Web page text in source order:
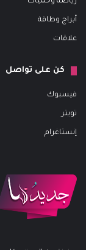
أبراج وطاقة
علاقات
كن على تواصل
فيسبوك
تويتر
إنستاغرام